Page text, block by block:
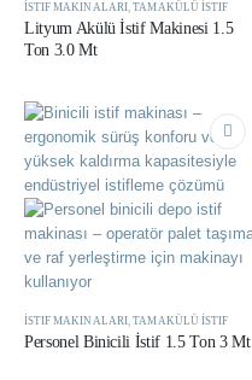
İSTIF MAKINALARI, TAM AKÜLÜ İSTIF
Lityum Akülü İstif Makinesi 1.5
Ton 3.0 Mt
İSTIF MAKINALARI, TAM AKÜLÜ İSTIF
Personel Binicili İstif 1.5 Ton 3 Mt